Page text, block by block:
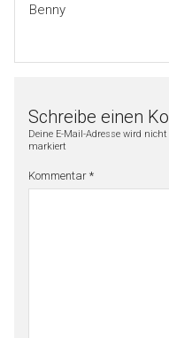
Benny
Schreibe einen
Deine E-Mail-Adresse wird
markiert
Kommentar *